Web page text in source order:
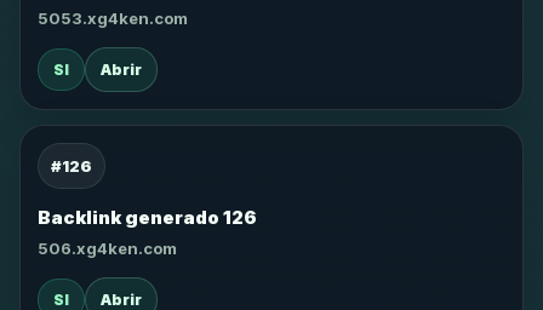
5053.xg4ken.com
SI Abrir
#126
Backlink generado 126
506.xg4ken.com
SI Abrir